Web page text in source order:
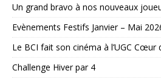
Un grand bravo à nos nouveaux
Evènements Festifs Janvier – Mai
Le BCI fait son cinéma à l’UGC Cœur
Challenge Hiver par 4